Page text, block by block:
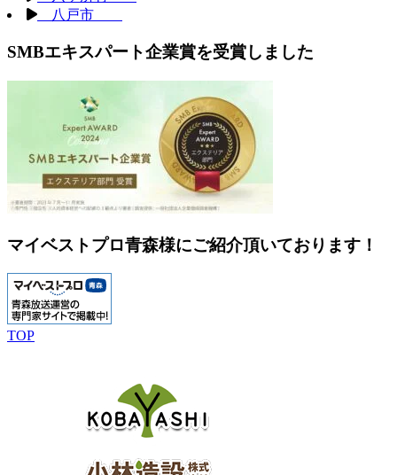
八戸市
SMBエキスパート企業賞を受賞しました
マイベストプロ青森様にご紹介頂いております！
TOP